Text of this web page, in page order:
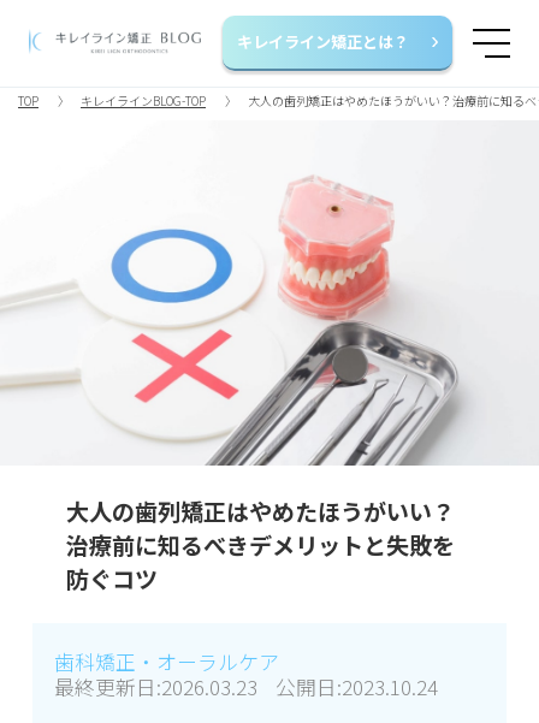
キレイライン矯正とは？
TOP キレイラインBLOG-TOP 大人の歯列矯正はやめたほうがいい？治療前に知る
大人の歯列矯正はやめたほうがいい？
治療前に知るべきデメリットと失敗を
防ぐコツ
歯科矯正・オーラルケア
最終更新日:2026.03.23 公開日:2023.10.24